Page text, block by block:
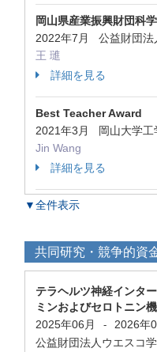
岡山県産業振興財団科
2022年7月 公益財団法
王 璡
詳細を見る
Best Teacher Award
2021年3月 岡山大学工
Jin Wang
詳細を見る
▼全件表示
共同研究・競争的資
テラヘルツ神経インタ
ミンおよびセロトニン
2025年06月
-
2026年
公益財団法人ウエスコ